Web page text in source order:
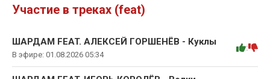
Участие в треках (feat)
ШАРДАМ FEAT. АЛЕКСЕЙ ГОРШЕНЁВ - Куклы
В эфире: 01.08.2026 05:34
: